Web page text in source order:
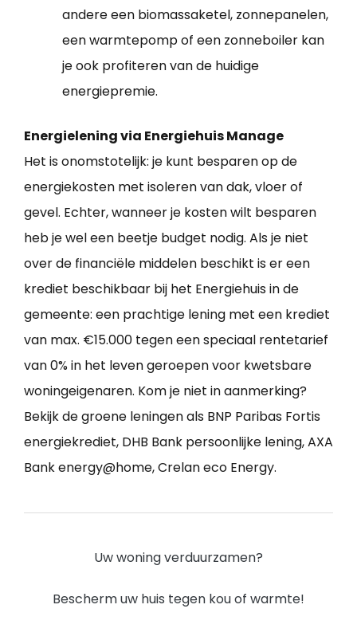
andere een biomassaketel, zonnepanelen,
een warmtepomp of een zonneboiler kan
je ook profiteren van de huidige
energiepremie.
Energielening via Energiehuis Manage
Het is onomstotelijk: je kunt besparen op de
energiekosten met isoleren van dak, vloer of
gevel. Echter, wanneer je kosten wilt besparen
heb je wel een beetje budget nodig. Als je niet
over de financiële middelen beschikt is er een
krediet beschikbaar bij het Energiehuis in de
gemeente: een prachtige lening met een krediet
van max. €15.000 tegen een speciaal rentetarief
van 0% in het leven geroepen voor kwetsbare
woningeigenaren. Kom je niet in aanmerking?
Bekijk de groene leningen als BNP Paribas Fortis
energiekrediet, DHB Bank persoonlijke lening, AXA
Bank energy@home, Crelan eco Energy.
Uw woning verduurzamen?
Bescherm uw huis tegen kou of warmte!